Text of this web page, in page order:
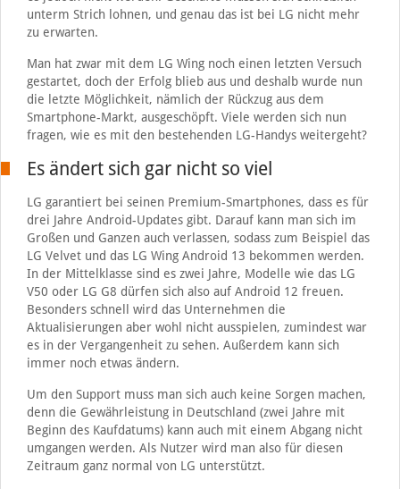
unterm Strich lohnen, und genau das ist bei LG nicht mehr
zu erwarten.
Man hat zwar mit dem LG Wing noch einen letzten Versuch
gestartet, doch der Erfolg blieb aus und deshalb wurde nun
die letzte Möglichkeit, nämlich der Rückzug aus dem
Smartphone-Markt, ausgeschöpft. Viele werden sich nun
fragen, wie es mit den bestehenden LG-Handys weitergeht?
Es ändert sich gar nicht so viel
LG garantiert bei seinen Premium-Smartphones, dass es für
drei Jahre Android-Updates gibt. Darauf kann man sich im
Großen und Ganzen auch verlassen, sodass zum Beispiel das
LG Velvet und das LG Wing Android 13 bekommen werden.
In der Mittelklasse sind es zwei Jahre, Modelle wie das LG
V50 oder LG G8 dürfen sich also auf Android 12 freuen.
Besonders schnell wird das Unternehmen die
Aktualisierungen aber wohl nicht ausspielen, zumindest war
es in der Vergangenheit zu sehen. Außerdem kann sich
immer noch etwas ändern.
Um den Support muss man sich auch keine Sorgen machen,
denn die Gewährleistung in Deutschland (zwei Jahre mit
Beginn des Kaufdatums) kann auch mit einem Abgang nicht
umgangen werden. Als Nutzer wird man also für diesen
Zeitraum ganz normal von LG unterstützt.